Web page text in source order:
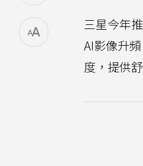
三星今年
AI影像升
度，提供